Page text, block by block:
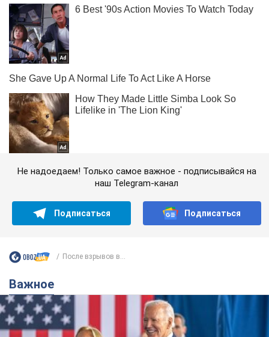
Не надоедаем! Только самое важное - подписывайся на
наш Telegram-канал
Подписаться Подписаться
После взрывов в...
Важное